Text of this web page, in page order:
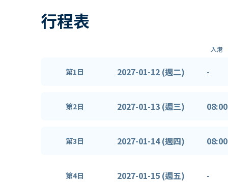
行程表
入港
第1日 2027-01-12 (週二) -
第2日 2027-01-13 (週三) 08:00
第3日 2027-01-14 (週四) 08:00
第4日 2027-01-15 (週五) -